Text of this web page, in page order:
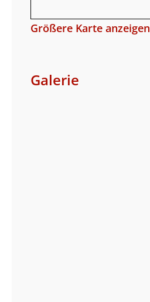
Größere Karte anzeigen
Galerie